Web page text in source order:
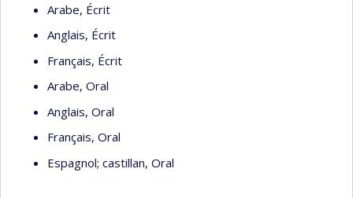
Arabe, Écrit
Anglais, Écrit
Français, Écrit
Arabe, Oral
Anglais, Oral
Français, Oral
Espagnol; castillan, Oral